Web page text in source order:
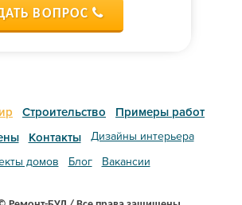
ВОПРОС
Строительство
Примеры работ
Контакты
Дизайны интерьера
домов
Блог Вакансии